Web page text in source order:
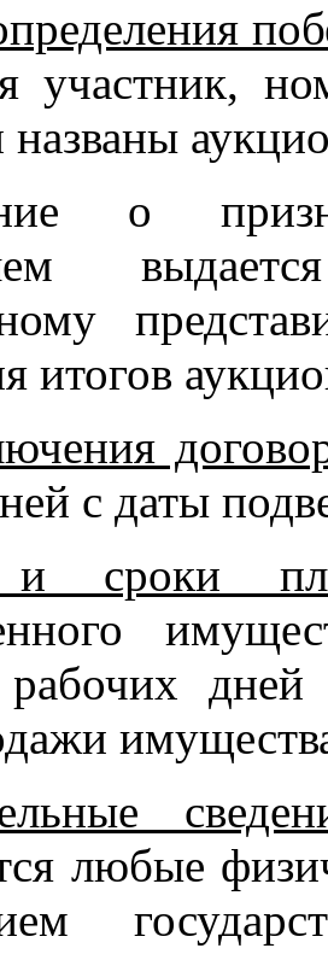
участник,
о
итогов
с даты
и сроки
рабочих
любые